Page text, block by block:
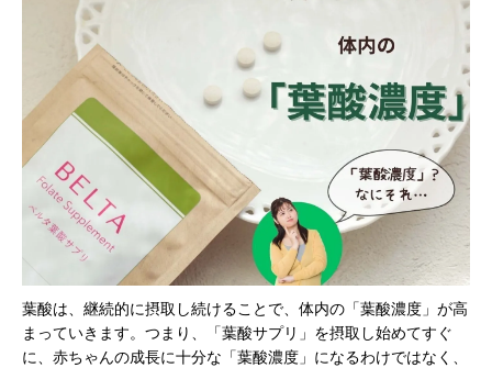
葉酸は、継続的に摂取し続けることで、体内の「葉酸濃度」が高
まっていきます。つまり、「葉酸サプリ」を摂取し始めてすぐ
に、赤ちゃんの成長に十分な「葉酸濃度」になるわけではなく、